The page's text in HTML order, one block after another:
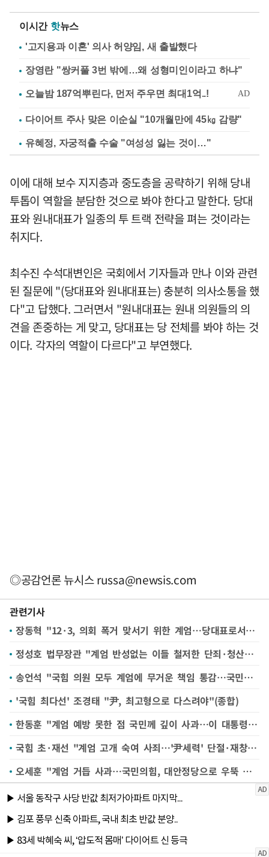
이시간 핫뉴스
'고지용과 이혼' 의사 허양임, 새 출발했다
장영란 "쌍커풀 3번 밖에…왜 성형미인이라고 하냐"
다이어트 주사 맞은 이순실 "10개월만에 45㎏ 감량"
유혜정, 자궁적출 수술 "여성성 잃는 것이…"
이에 대해 보수 지지층과 중도층을 공략하기 위해 당내
투톱이 역할을 분담한 것으로 봐야 한다고 말한다. 당대
표와 원내대표가 일종의 투 트랙 전략을 펴는 것이라는
취지다.
최수진 수석대변인은 국회에서 기자들과 만나 이와 관련
된 질문에 "(당대표와 원내대표는) 충분히 의사소통을 했
다"고 답했다. 그러면서 "원내대표는 원내 의원들의 의
견을 존중하는 게 맞고, 당대표는 당 전체를 봐야 하는 것
이다. 각자의 역할이 다르다"고 부연했다.
◎공감언론 뉴시스russa@newsis.com
관련기사
장동혁 "12·3, 의회 폭거 맞서기 위한 계엄…당대표로서 책임 통감"
정성호 법무장관 "계엄 반성없는 이들 철저한 단죄·청산해야"
송언석 "국힘 의원 모두 계엄에 무거운 책임 통감…국민께 진심으로 사과"
'국힘 최다선' 조경태 "尹, 최고형으로 다스려야"(종합)
한동훈 "계엄 예방 못한 점 국민께 깊이 사과…이 대통령, 계엄 빼고 나쁜 짓 다 해"
국힘 초·재선 "계엄 고개 숙여 사죄…'尹세력' 단절·재창당 수준 혁신"
오세훈 "계엄 거듭 사과…국민의힘, 대안정당으로 우뚝 서야"